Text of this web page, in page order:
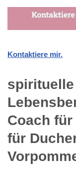
Kontaktiere mir.
Coach
für